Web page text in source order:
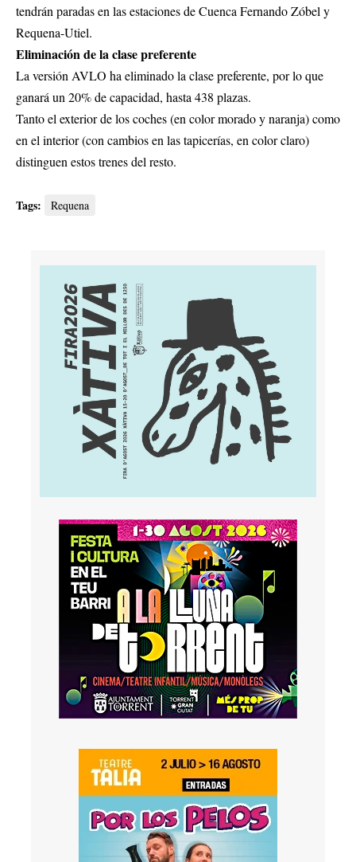
tendrán paradas en las estaciones de Cuenca Fernando Zóbel y
Requena-Utiel.
Eliminación de la clase preferente
La versión AVLO ha eliminado la clase preferente, por lo que
ganará un 20% de capacidad, hasta 438 plazas.
Tanto el exterior de los coches (en color morado y naranja) como
en el interior (con cambios en las tapicerías, en color claro)
distinguen estos trenes del resto.
Tags: Requena